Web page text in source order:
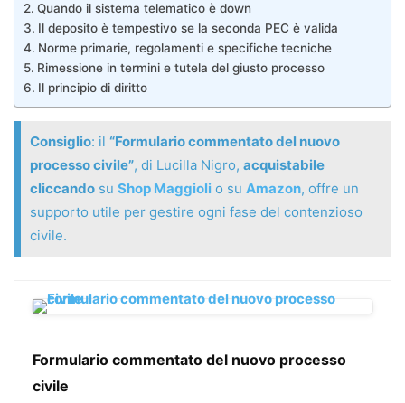
Quando il sistema telematico è down
Il deposito è tempestivo se la seconda PEC è valida
Norme primarie, regolamenti e specifiche tecniche
Rimessione in termini e tutela del giusto processo
Il principio di diritto
Consiglio: il “Formulario commentato del nuovo
processo civile”, di Lucilla Nigro, acquistabile
cliccando su Shop Maggioli o su Amazon, offre un
supporto utile per gestire ogni fase del contenzioso
civile.
Formulario commentato del nuovo processo
civile